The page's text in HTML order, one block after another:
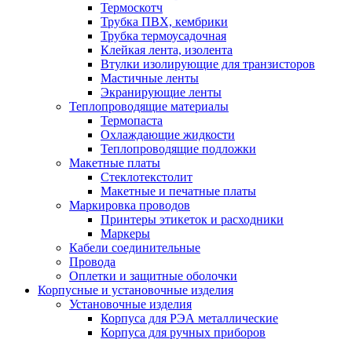
Термоскотч
Трубка ПВХ, кембрики
Трубка термоусадочная
Клейкая лента, изолента
Втулки изолирующие для транзисторов
Мастичные ленты
Экранирующие ленты
Теплопроводящие материалы
Термопаста
Охлаждающие жидкости
Теплопроводящие подложки
Макетные платы
Стеклотекстолит
Макетные и печатные платы
Маркировка проводов
Принтеры этикеток и расходники
Маркеры
Кабели соединительные
Провода
Оплетки и защитные оболочки
Корпусные и установочные изделия
Установочные изделия
Корпуса для РЭА металлические
Корпуса для ручных приборов